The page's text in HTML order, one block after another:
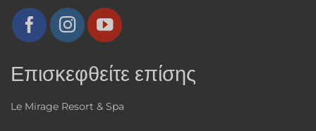
Επισκεφθείτε επίσης
Le Mirage Resort & Spa